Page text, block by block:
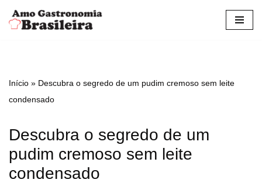
Pular
conteúdo
Início » Descubra o segredo de um pudim cremoso sem leite
condensado
Descubra o segredo de um
pudim cremoso sem leite
condensado